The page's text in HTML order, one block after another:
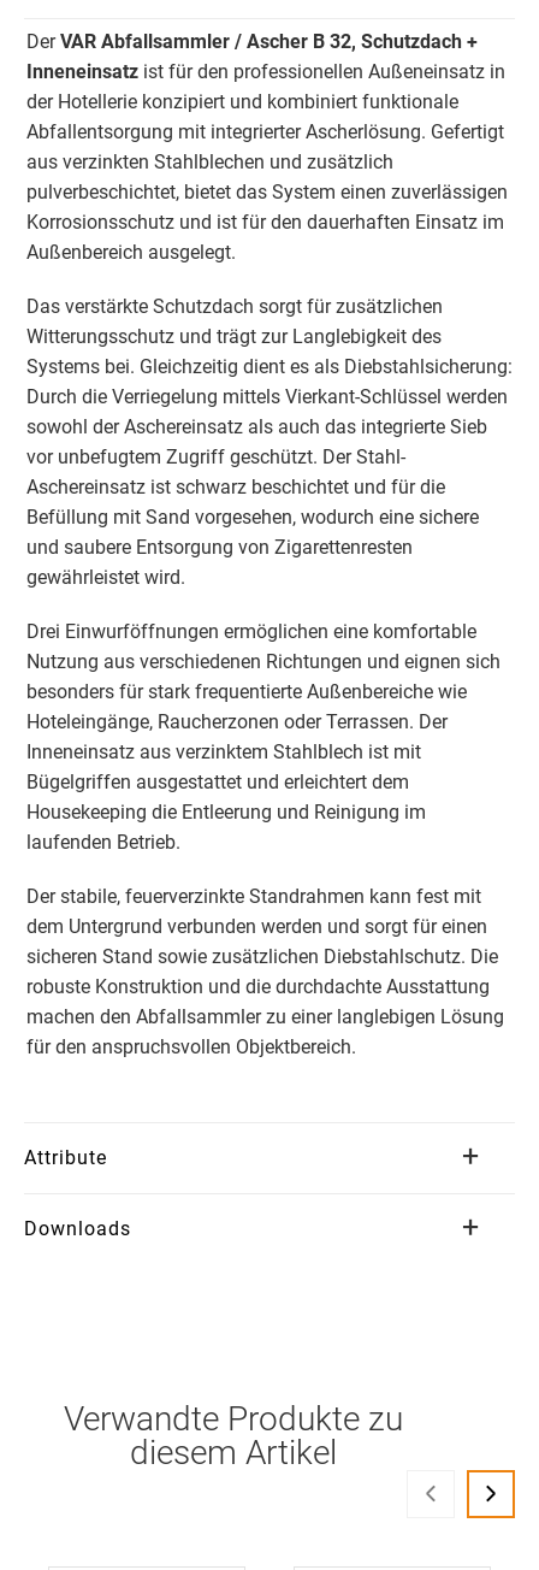
DerVAR Abfallsammler / Ascher B 32, Schutzdach +
Inneneinsatz ist für den professionellen Außeneinsatz in
der Hotellerie konzipiert und kombiniert funktionale
Abfallentsorgung mit integrierter Ascherlösung. Gefertigt
aus verzinkten Stahlblechen und zusätzlich
pulverbeschichtet, bietet das System einen zuverlässigen
Korrosionsschutz und ist für den dauerhaften Einsatz im
Außenbereich ausgelegt.
Das verstärkte Schutzdach sorgt für zusätzlichen
Witterungsschutz und trägt zur Langlebigkeit des
Systems bei. Gleichzeitig dient es als Diebstahlsicherung:
Durch die Verriegelung mittels Vierkant-Schlüssel werden
sowohl der Aschereinsatz als auch das integrierte Sieb
vor unbefugtem Zugriff geschützt. Der Stahl-
Aschereinsatz ist schwarz beschichtet und für die
Befüllung mit Sand vorgesehen, wodurch eine sichere
und saubere Entsorgung von Zigarettenresten
gewährleistet wird.
Drei Einwurföffnungen ermöglichen eine komfortable
Nutzung aus verschiedenen Richtungen und eignen sich
besonders für stark frequentierte Außenbereiche wie
Hoteleingänge, Raucherzonen oder Terrassen. Der
Inneneinsatz aus verzinktem Stahlblech ist mit
Bügelgriffen ausgestattet und erleichtert dem
Housekeeping die Entleerung und Reinigung im
laufenden Betrieb.
Der stabile, feuerverzinkte Standrahmen kann fest mit
dem Untergrund verbunden werden und sorgt für einen
sicheren Stand sowie zusätzlichen Diebstahlschutz. Die
robuste Konstruktion und die durchdachte Ausstattung
machen den Abfallsammler zu einer langlebigen Lösung
für den anspruchsvollen Objektbereich.
Attribute
Downloads
Verwandte Produkte zu
diesem Artikel
‹ ›